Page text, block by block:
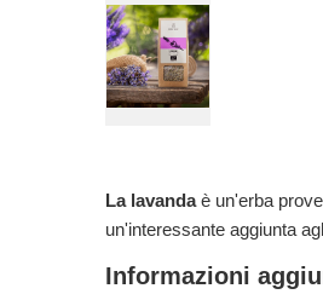
La lavandaè un'erba
un'interessante aggiunta
Informazioni